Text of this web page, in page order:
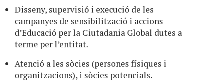
Disseny, supervisió i execució de les
campanyes de sensibilització i accions
d’Educació per la Ciutadania Global dutes a
terme per l’entitat.
Atenció a les sòcies (persones físiques i
organitzacions), i sòcies potencials.